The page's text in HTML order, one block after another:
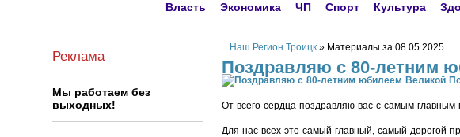
Власть Экономика ЧП Спорт Культура
Наш Регион Троицк» Материалы за 08.05.2025
Поздравляю с 80-летним
От всего сердца поздравляю вас с самым
Для нас всех это самый главный, самый дорогой
Реклама
Мы работаем без
выходных!